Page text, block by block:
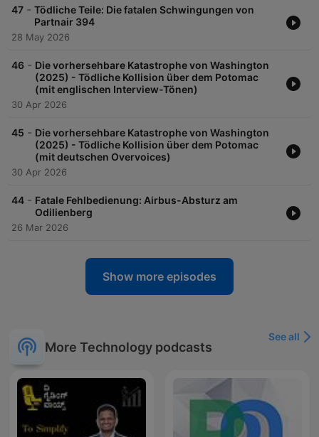
47 - Tödliche Teile: Die fatalen Schwingungen von
Partnair 394
28 May 2026
46 - Die vorhersehbare Katastrophe von Washington
(2025) - Tödliche Kollision über dem Potomac
(mit englischen Interview-Tönen)
30 Apr 2026
45 - Die vorhersehbare Katastrophe von Washington
(2025) - Tödliche Kollision über dem Potomac
(mit deutschen Overvoices)
30 Apr 2026
44 - Fatale Fehlbedienung: Airbus-Absturz am
Odilienberg
26 Mar 2026
Show more episodes
More Technology podcasts
See all